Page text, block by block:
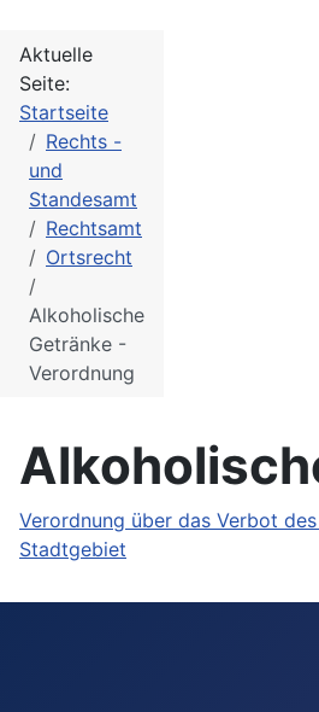
Aktuelle
Seite:
Startseite
Rechts -
und
Standesamt
Rechtsamt
Ortsrecht
Alkoholische
Getränke -
Verordnung
Verordnung über das Verbot
Stadtgebiet